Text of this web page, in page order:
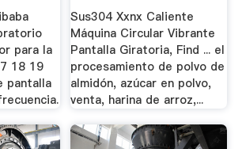
para la
18 19
pantalla
Sus304 Xxnx Caliente
Máquina Circular Vibrante
Pantalla Giratoria, Find ... el
procesamiento de polvo de
almidón, azúcar en polvo,
venta, harina de arroz,...